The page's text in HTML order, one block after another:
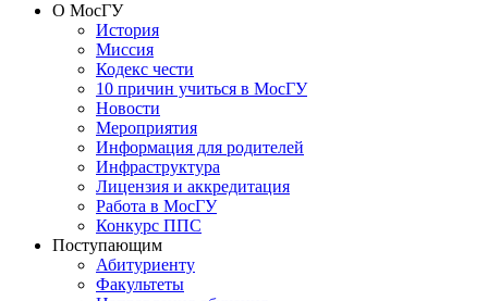
О МосГУ
История
Миссия
Кодекс чести
10 причин учиться в МосГУ
Новости
Мероприятия
Информация для родителей
Инфраструктура
Лицензия и аккредитация
Работа в МосГУ
Конкурс ППС
Поступающим
Абитуриенту
Факультеты